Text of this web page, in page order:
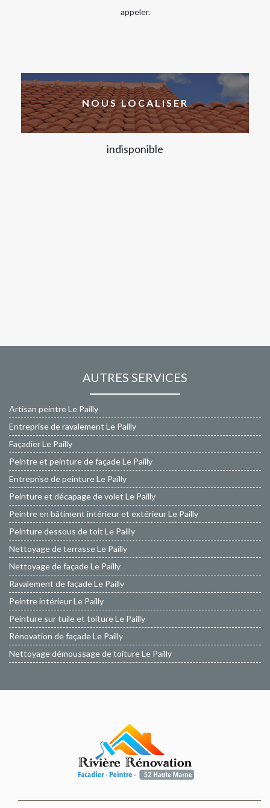
appeler.
NOUS LOCALISER
indisponible
AUTRES SERVICES
Artisan peintre Le Pailly
Entreprise de ravalement Le Pailly
Façadier Le Pailly
Peintre et peinture de façade Le Pailly
Entreprise de peinture Le Pailly
Peinture et décapage de volet Le Pailly
Peintre en bâtiment intérieur et extérieur Le Pailly
Peinture dessous de toit Le Pailly
Nettoyage de terrasse Le Pailly
Nettoyage de façade Le Pailly
Ravalement de façade Le Pailly
Peintre intérieur Le Pailly
Peinture sur tuile et toiture Le Pailly
Rénovation de façade Le Pailly
Nettoyage démoussage de toiture Le Pailly